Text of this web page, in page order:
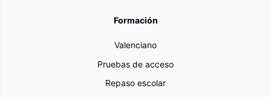
Formación
Valenciano
Pruebas de acceso
Repaso escolar